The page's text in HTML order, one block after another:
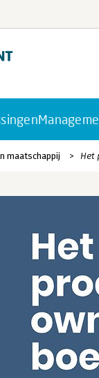
maatschappij Het